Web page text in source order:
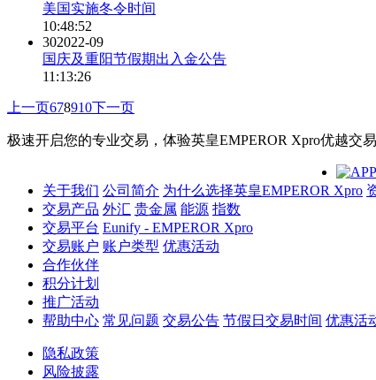
美国实施冬令时间
10:48:52
302022-09
国庆及重阳节假期出入金公告
11:13:26
上一页678910下一页
极速开启您的专业交易，体验英皇EMPEROR Xpro优越交
关于我们 公司简介 为什么选择英皇EMPEROR Xpro
交易产品 外汇 贵金属 能源 指数
交易平台 Eunify - EMPEROR Xpro
交易账户 账户类型 优惠活动
合作伙伴
积分计划
推广活动
帮助中心 常见问题 交易公告 节假日交易时间 优惠活
隐私政策
风险披露